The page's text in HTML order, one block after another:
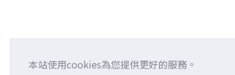
本站使用cookies為您提供更好的服務。